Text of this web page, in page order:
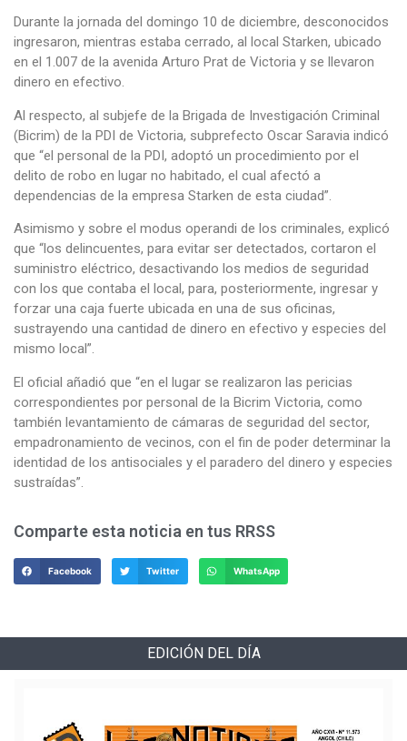
Durante la jornada del domingo 10 de diciembre, desconocidos
ingresaron, mientras estaba cerrado, al local Starken, ubicado
en el 1.007 de la avenida Arturo Prat de Victoria y se llevaron
dinero en efectivo.
Al respecto, al subjefe de la Brigada de Investigación Criminal
(Bicrim) de la PDI de Victoria, subprefecto Oscar Saravia indicó
que “el personal de la PDI, adoptó un procedimiento por el
delito de robo en lugar no habitado, el cual afectó a
dependencias de la empresa Starken de esta ciudad”.
Asimismo y sobre el modus operandi de los criminales, explicó
que “los delincuentes, para evitar ser detectados, cortaron el
suministro eléctrico, desactivando los medios de seguridad
con los que contaba el local, para, posteriormente, ingresar y
forzar una caja fuerte ubicada en una de sus oficinas,
sustrayendo una cantidad de dinero en efectivo y especies del
mismo local”.
El oficial añadió que “en el lugar se realizaron las pericias
correspondientes por personal de la Bicrim Victoria, como
también levantamiento de cámaras de seguridad del sector,
empadronamiento de vecinos, con el fin de poder determinar la
identidad de los antisociales y el paradero del dinero y especies
sustraídas”.
Comparte esta noticia en tus RRSS
Facebook Twitter WhatsApp
EDICIÓN DEL DÍA